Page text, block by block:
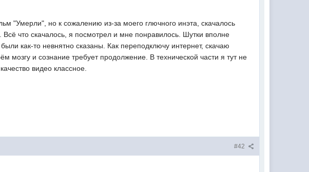
"Умерли", но к сожалению из-за моего глючного инэта, скачалось
что скачалось, я посмотрел и мне понравилось. Шутки вполне
как-то невнятно сказаны. Как переподключу интернет, скачаю
мозгу и сознание требует продолжение. В технической части я тут не
видео классное.
#42